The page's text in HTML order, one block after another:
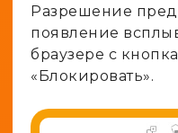
Разрешение
появление
браузере с
«Блокировать».